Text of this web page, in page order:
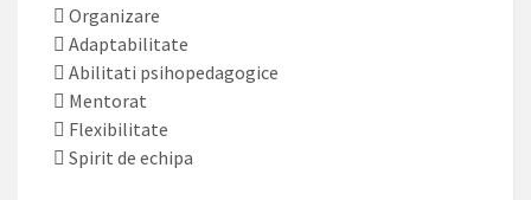
 Organizare
 Adaptabilitate
 Abilitati psihopedagogice
 Mentorat
 Flexibilitate
 Spirit de echipa